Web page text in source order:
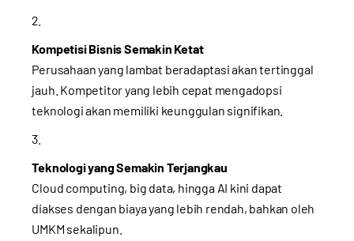
Kompetisi Bisnis Semakin Ketat
Perusahaan yang lambat beradaptasi akan tertinggal
jauh. Kompetitor yang lebih cepat mengadopsi
teknologi akan memiliki keunggulan signifikan.
Teknologi yang Semakin Terjangkau
Cloud computing, big data, hingga AI kini dapat
diakses dengan biaya yang lebih rendah, bahkan oleh
UMKM sekalipun.